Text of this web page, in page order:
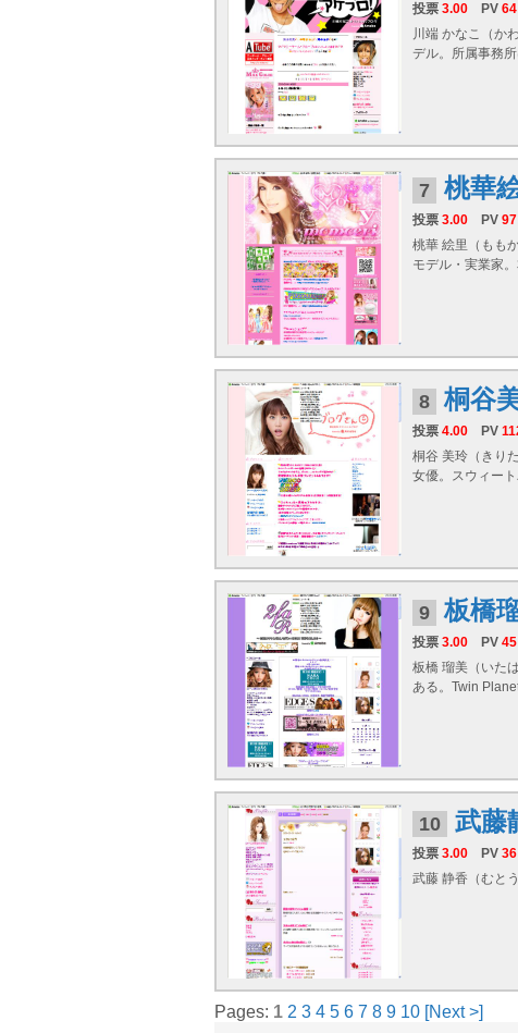
投票 3.00 PV 64
川端 かなこ（か
デル。所属事務所
7 桃華
投票 3.00 PV 97
桃華 絵里（もも
モデル・実業家
8 桐谷
投票 4.00 PV
桐谷 美玲（きり
女優。スウィート
9 板橋
投票 3.00 PV 45
板橋 瑠美（いた
ある。Twin Planet
10 武藤
投票 3.00 PV 36
武藤 静香（むと
Pages: 1 2 3 4 5 6 7 8 9 10 [Next >]